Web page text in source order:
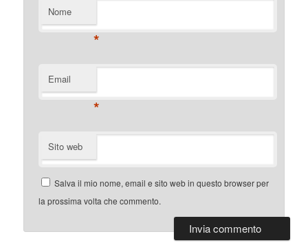
Nome
*
Email
*
Sito web
Salva il mio nome, email e sito web in questo browser per
la prossima volta che commento.